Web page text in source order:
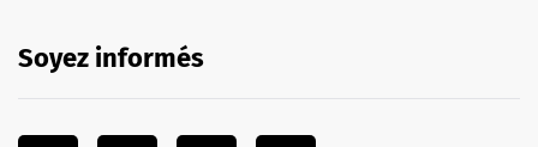
Soyez informés